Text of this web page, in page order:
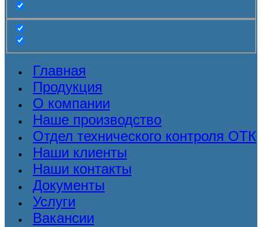
Главная
Продукция
О компании
Наше производство
Отдел технического контроля ОТК
Наши клиенты
Наши контакты
Документы
Услуги
Вакансии